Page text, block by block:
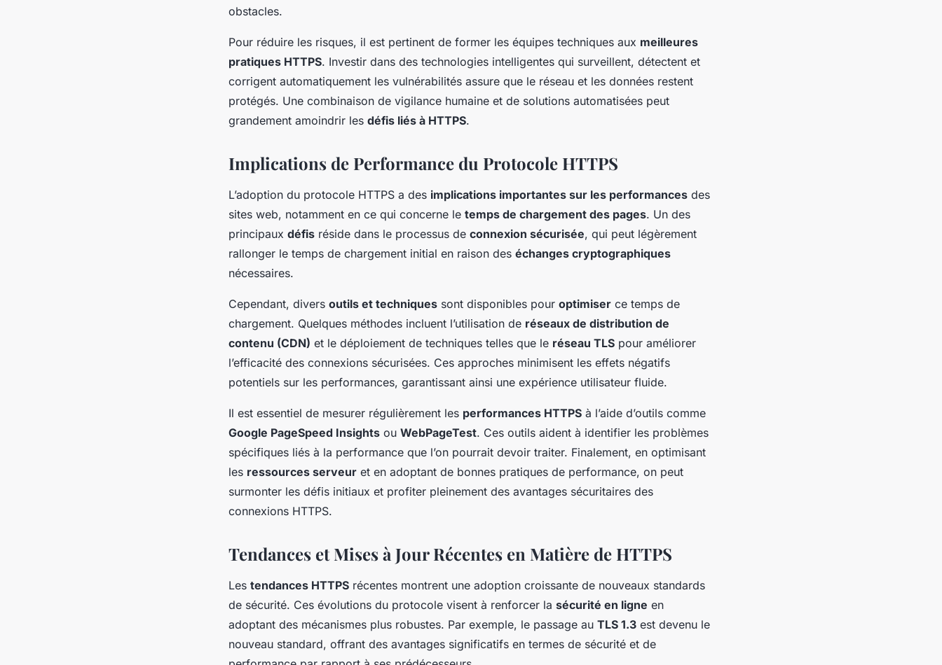
obstacles.
Pour réduire les risques, il est pertinent de former les équipes techniques aux meilleures
pratiques HTTPS. Investir dans des technologies intelligentes qui surveillent, détectent et
corrigent automatiquement les vulnérabilités assure que le réseau et les données restent
protégés. Une combinaison de vigilance humaine et de solutions automatisées peut
grandement amoindrir les défis liés à HTTPS.
Implications de Performance du Protocole HTTPS
L’adoption du protocole HTTPS a des implications importantes sur les performances des
sites web, notamment en ce qui concerne le temps de chargement des pages. Un des
principaux défis réside dans le processus de connexion sécurisée, qui peut légèrement
rallonger le temps de chargement initial en raison des échanges cryptographiques
nécessaires.
Cependant, divers outils et techniques sont disponibles pour optimiser ce temps de
chargement. Quelques méthodes incluent l’utilisation de réseaux de distribution de
contenu (CDN) et le déploiement de techniques telles que le réseau TLS pour améliorer
l’efficacité des connexions sécurisées. Ces approches minimisent les effets négatifs
potentiels sur les performances, garantissant ainsi une expérience utilisateur fluide.
Il est essentiel de mesurer régulièrement les performances HTTPS à l’aide d’outils comme
Google PageSpeed Insights ou WebPageTest. Ces outils aident à identifier les problèmes
spécifiques liés à la performance que l’on pourrait devoir traiter. Finalement, en optimisant
les ressources serveur et en adoptant de bonnes pratiques de performance, on peut
surmonter les défis initiaux et profiter pleinement des avantages sécuritaires des
connexions HTTPS.
Tendances et Mises à Jour Récentes en Matière de HTTPS
Les tendances HTTPS récentes montrent une adoption croissante de nouveaux standards
de sécurité. Ces évolutions du protocole visent à renforcer la sécurité en ligne en
adoptant des mécanismes plus robustes. Par exemple, le passage au TLS 1.3 est devenu le
nouveau standard, offrant des avantages significatifs en termes de sécurité et de